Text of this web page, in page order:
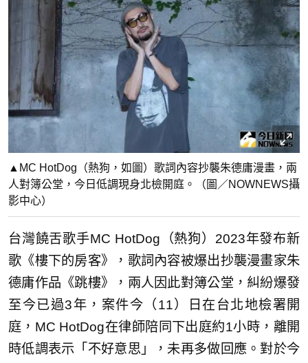
▲MC HotDog（熱狗，如圖）歌詞內容抄襲朱德庸漫畫，兩
人對簿公堂，今日低調現身北檢開庭。（圖／NOWNEWS攝
影中心）
台灣饒舌歌手MC HotDog（熱狗）2023年發布新
歌《樓下的房客》，歌詞內容被爆出抄襲漫畫家朱
德庸作品《跳樓》，兩人因此對簿公堂，糾紛爆發
至今已過3年，案件今（11）日在台北地檢署開
庭，MC HotDog在律師陪同下出庭約1小時，離開
時低調表示「不好意思」，未再多做回應。對於今